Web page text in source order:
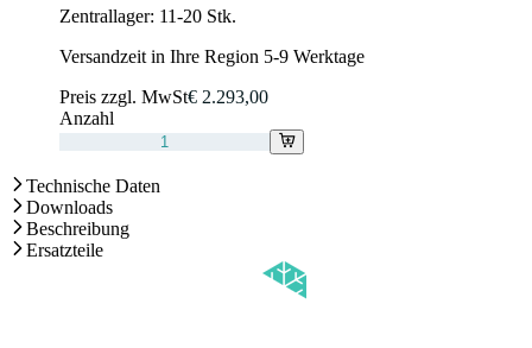
Zentrallager: 11-20 Stk.
Versandzeit in Ihre Region 5-9 Werktage
Preis zzgl. MwSt€ 2.293,00
Anzahl
Technische Daten
Downloads
Beschreibung
Ersatzteile